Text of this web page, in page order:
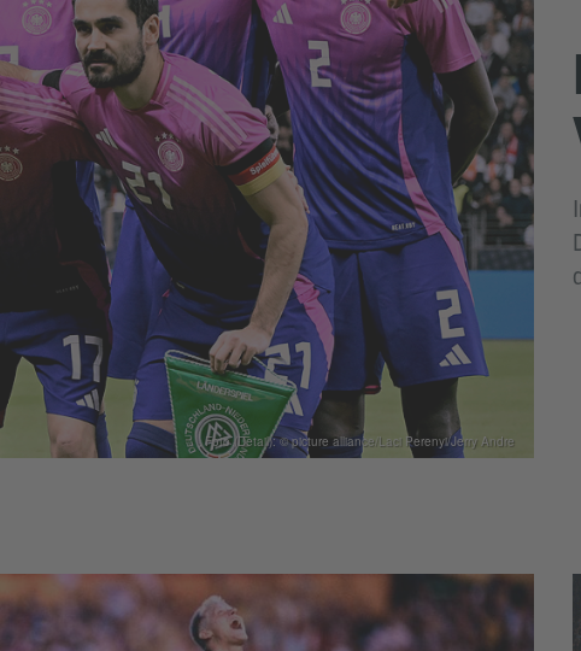
Foto (Detail): © picture alliance/Laci Perenyi/Jerry Andre